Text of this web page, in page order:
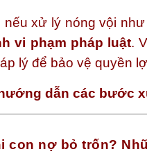
nếu xử lý nóng vội
vi phạm pháp luật.
lý để bảo vệ quyền
dẫn các bước
con nợ bỏ trốn?